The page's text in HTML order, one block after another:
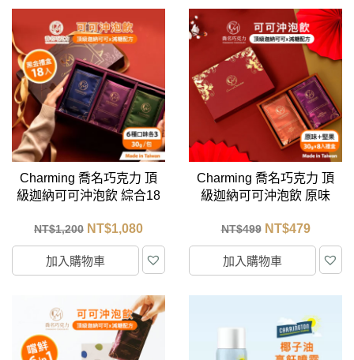
Charming 喬名巧克力 頂
級迦納可可沖泡飲 綜合18
味各3)
NT$1,200 NT$1,080
加入購物車
Charming 喬名巧克力 頂
級迦納可可沖泡飲 原味
NT$499 NT$479
加入購物車